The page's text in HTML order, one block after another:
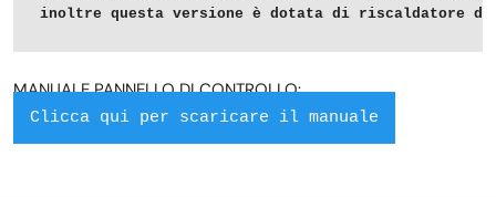
inoltre questa versione è dotata di riscaldatore
MANUALE PANNELLO DI CONTROLLO:
Clicca qui per scaricare il manuale